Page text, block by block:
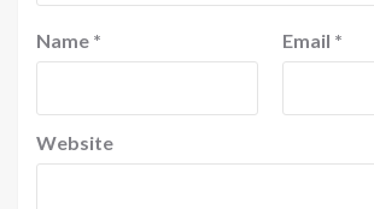
Name * Email *
Website